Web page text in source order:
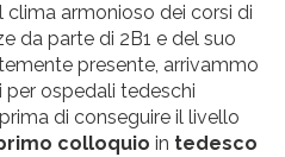
armonioso dei corsi di
da parte di 2B1 e del suo
presente, arrivammo
ospedali tedeschi
di conseguire il livello
colloquio in tedesco